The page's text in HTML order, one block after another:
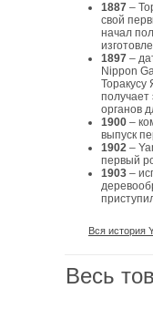
1887 –
свой
начал
1897 –
Nippon
получает
органов
1900 –
выпуск
1902 –
первый
1903 –
Вся история
Весь